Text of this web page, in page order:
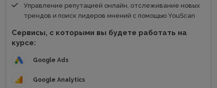
Управление репутацией онлайн, отслеживание новых
трендов и поиск лидеров мнений с помощью YouScan
Сервисы, с которыми вы будете работать на
курсе:
Google Ads
Google Analytics